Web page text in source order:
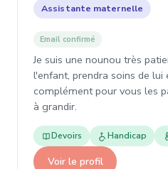
Assistante maternelle
Email confirmé
Je suis une nounou très
l'enfant, prendra soins de lui
complément pour vous les
à grandir.
Devoirs Handicap
Voir le profil